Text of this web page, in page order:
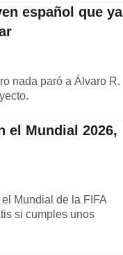
español que ya
nada paró a Álvaro R.
el Mundial 2026,
Mundial de la FIFA
si cumples unos